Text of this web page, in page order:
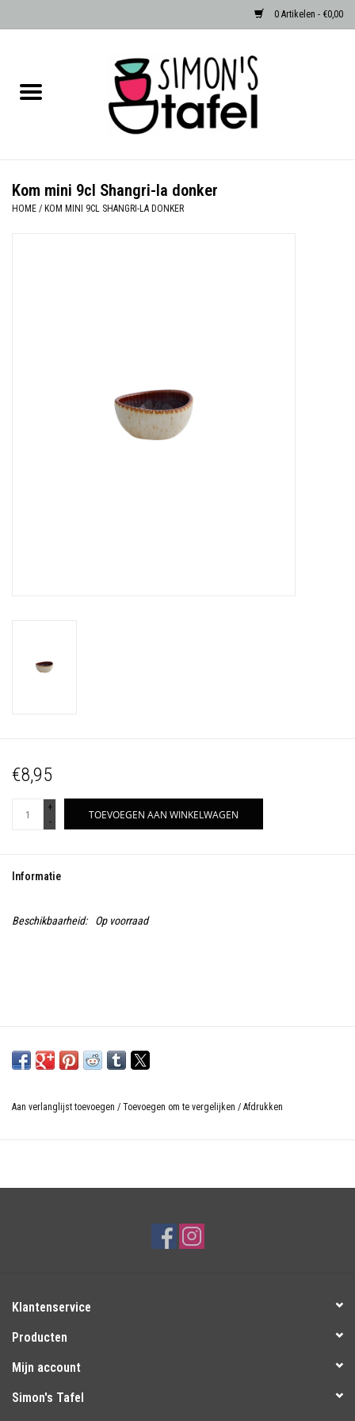
0 Artikelen - €0,00
Albast waxinehouders van Zenza
Kom mini 9cl Shangri-la donker
HOME / KOM MINI 9CL SHANGRI-LA DONKER
€8,95
+
-
TOEVOEGEN AAN WINKELWAGEN
Informatie
Beschikbaarheid: Op voorraad
Aan verlanglijst toevoegen / Toevoegen om te vergelijken / Afdrukken
Klantenservice
Producten
Mijn account
Simon's Tafel